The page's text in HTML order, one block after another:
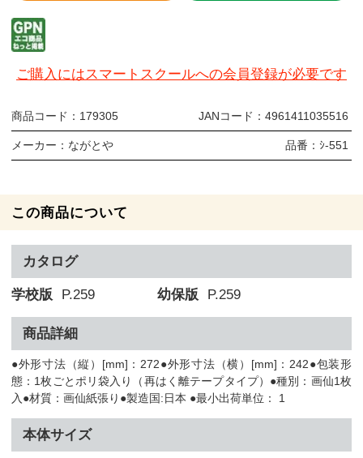
ご購入にはスマートスクールへの会員登録が必要です
商品コード： 179305 JANコード： 4961411035516
メーカー： ながとや 品番： ｼ-551
この商品について
カタログ
学校版 P.259 幼保版 P.259
商品詳細
●外形寸法（縦）[mm]：272●外形寸法（横）[mm]：242●包装形
態：1枚ごとポリ袋入り（再はく離テープタイプ）●種別：画仙1枚
入●材質：画仙紙張り●製造国:日本 ●最小出荷単位： 1
本体サイズ